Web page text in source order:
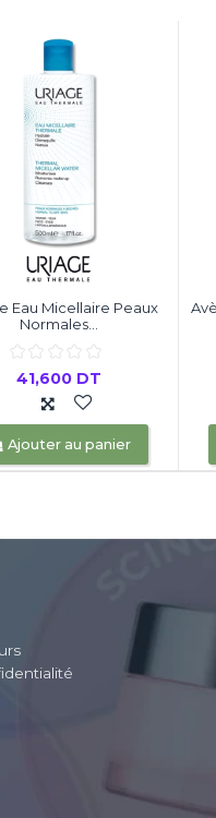
Eau Micellaire Peaux
Normales...
41,600 DT
Ajouter au panier